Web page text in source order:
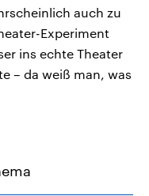
auch zu
Experiment
ins echte Theater
– da weiß man, was